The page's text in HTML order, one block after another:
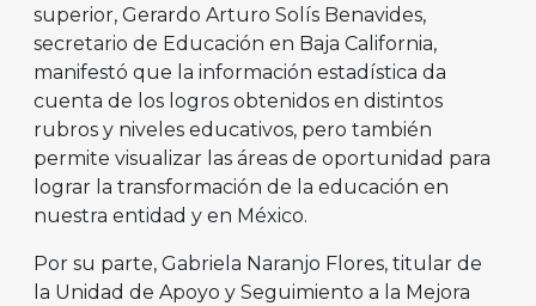
superior, Gerardo Arturo Solís Benavides,
secretario de Educación en Baja California,
manifestó que la información estadística da
cuenta de los logros obtenidos en distintos
rubros y niveles educativos, pero también
permite visualizar las áreas de oportunidad para
lograr la transformación de la educación en
nuestra entidad y en México.
Por su parte, Gabriela Naranjo Flores, titular de
la Unidad de Apoyo y Seguimiento a la Mejora